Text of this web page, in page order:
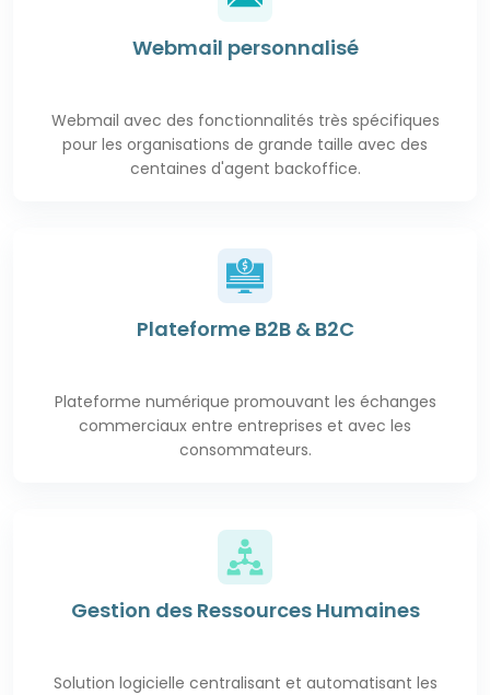
Webmail personnalisé
Webmail avec des fonctionnalités très spécifiques
pour les organisations de grande taille avec des
centaines d'agent backoffice.
Plateforme B2B & B2C
Plateforme numérique promouvant les échanges
commerciaux entre entreprises et avec les
consommateurs.
Gestion des Ressources Humaines
Solution logicielle centralisant et automatisant les